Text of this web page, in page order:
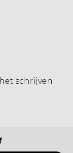
schrijven